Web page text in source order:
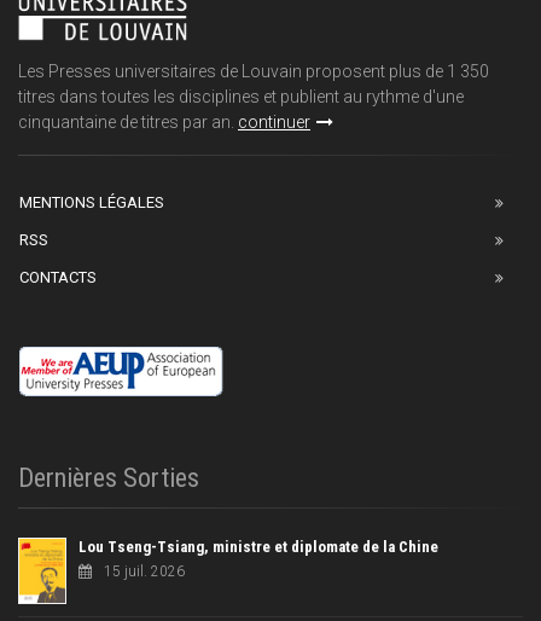
Les Presses universitaires de Louvain proposent plus de 1 350
titres dans toutes les disciplines et publient au rythme d'une
cinquantaine de titres par an. continuer
MENTIONS LÉGALES
RSS
CONTACTS
Dernières Sorties
Lou Tseng-Tsiang, ministre et diplomate de la Chine
15 juil. 2026